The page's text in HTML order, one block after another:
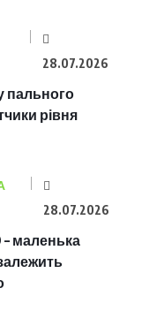
28.07.2026
пального
рівня
28.07.2026
– маленька